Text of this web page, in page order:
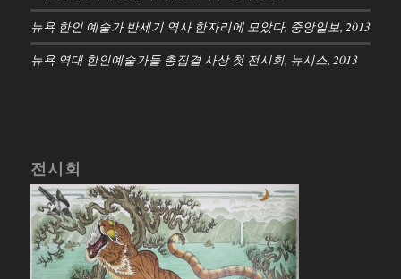
뉴욕 한인 예술가 반세기 역사 한자리에 모았다, 중앙일보, 2013
뉴욕 역대 한인예술가들 총집결 사상 첫 전시회, 뉴시스, 2013
전시회